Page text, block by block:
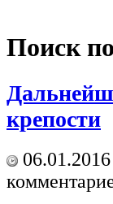
Поиск
крепости
06.01.2016